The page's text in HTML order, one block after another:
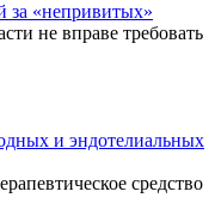
за «непривитых»
не вправе требовать
и эндотелиальных
средство